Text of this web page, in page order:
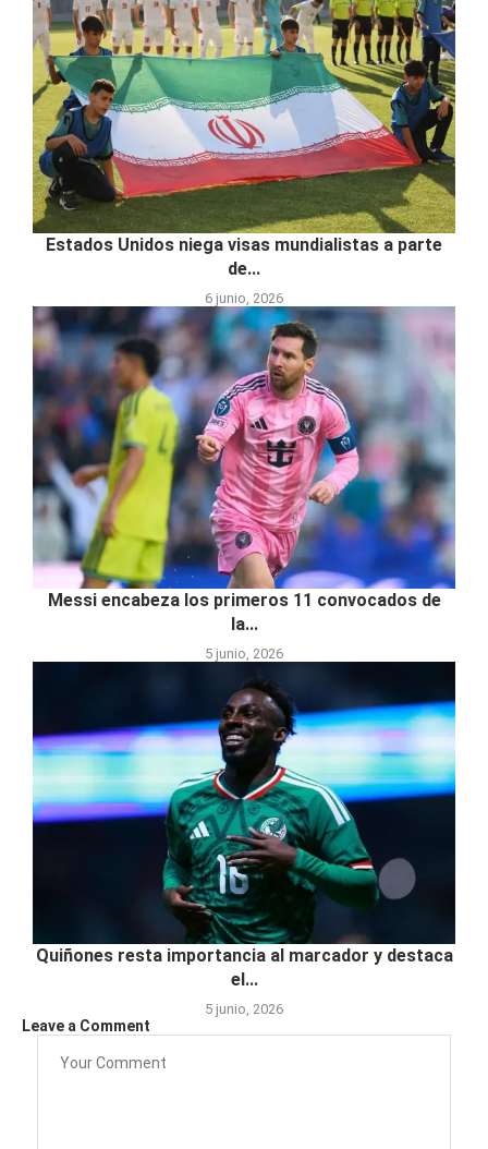
Estados Unidos niega visas mundialistas a parte
de...
6 junio, 2026
Messi encabeza los primeros 11 convocados de
la...
5 junio, 2026
Quiñones resta importancia al marcador y destaca
el...
5 junio, 2026
Leave a Comment